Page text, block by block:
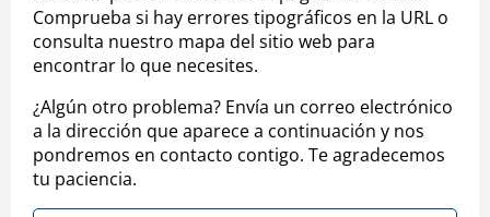
Comprueba si hay errores tipográficos en la URL o
consulta nuestro mapa del sitio web para
encontrar lo que necesites.
¿Algún otro problema? Envía un correo electrónico
a la dirección que aparece a continuación y nos
pondremos en contacto contigo. Te agradecemos
tu paciencia.